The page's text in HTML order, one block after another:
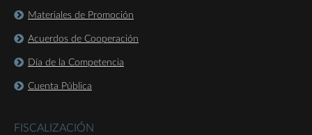
Materiales de Promoción
Acuerdos de Cooperación
Día de la Competencia
Cuenta Pública
FISCALIZACIÓN